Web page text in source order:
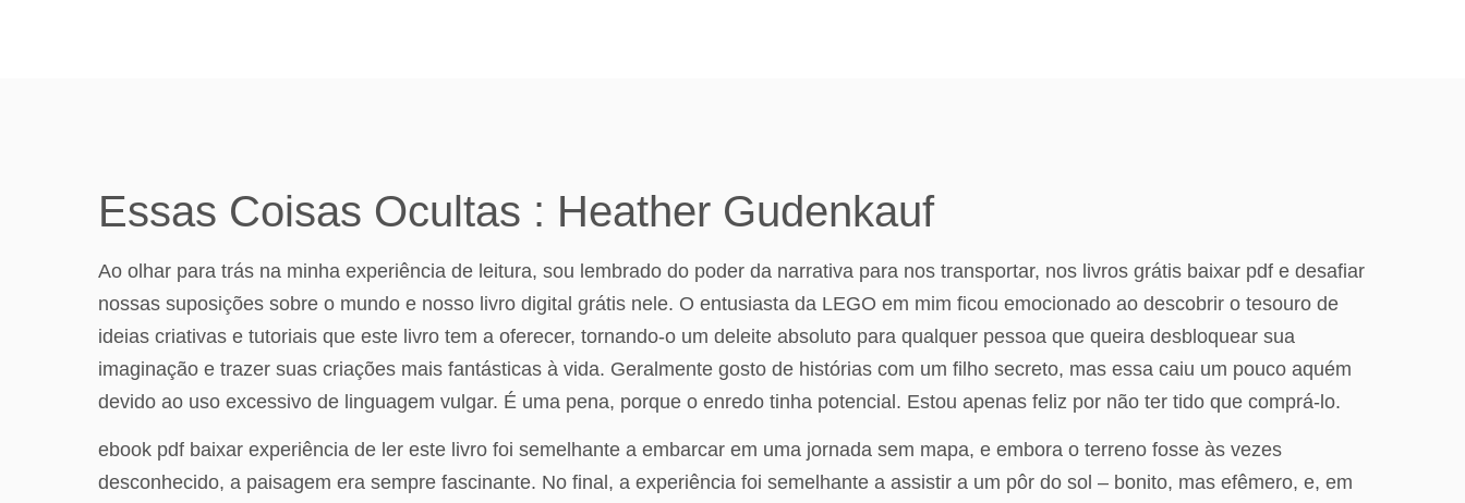
Essas Coisas Ocultas : Heather Gudenkauf
Ao olhar para trás na minha experiência de leitura, sou lembrado do poder da narrativa para nos transportar, nos livros grátis baixar pdf e desafiar
nossas suposições sobre o mundo e nosso livro digital grátis nele. O entusiasta da LEGO em mim ficou emocionado ao descobrir o tesouro de
ideias criativas e tutoriais que este livro tem a oferecer, tornando-o um deleite absoluto para qualquer pessoa que queira desbloquear sua
imaginação e trazer suas criações mais fantásticas à vida. Geralmente gosto de histórias com um filho secreto, mas essa caiu um pouco aquém
devido ao uso excessivo de linguagem vulgar. É uma pena, porque o enredo tinha potencial. Estou apenas feliz por não ter tido que comprá-lo.
ebook pdf baixar experiência de ler este livro foi semelhante a embarcar em uma jornada sem mapa, e embora o terreno fosse às vezes
desconhecido, a paisagem era sempre fascinante. No final, a experiência foi semelhante a assistir a um pôr do sol – bonito, mas efêmero, e, em